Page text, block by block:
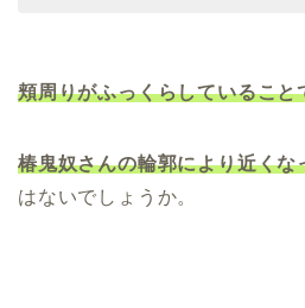
頬周りがふっくらしていること
椿鬼奴さんの輪郭により近くな
はないでしょうか。